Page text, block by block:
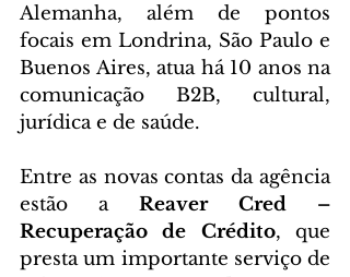
Alemanha, além de pontos
focais em Londrina, São Paulo e
Buenos Aires, atua há 10 anos na
comunicação B2B, cultural,
jurídica e de saúde.
Entre as novas contas da agência
estão a Reaver Cred –
Recuperação de Crédito, que
presta um importante serviço de